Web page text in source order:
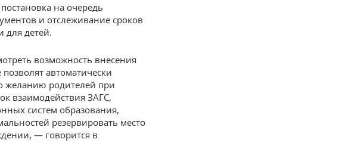
на очередь
и отслеживание сроков
для детей.
возможность внесения
автоматически
желанию родителей при
взаимодействия ЗАГС,
систем образования,
резервировать место
— говорится в